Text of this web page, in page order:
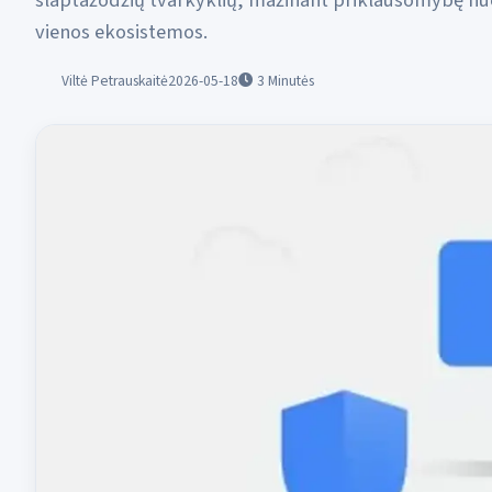
vienos ekosistemos.
Viltė Petrauskaitė2026-05-18 3 Minutės